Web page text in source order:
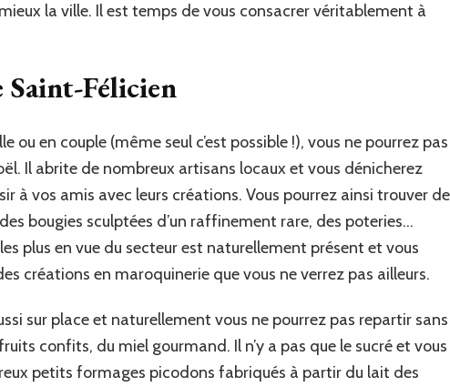
la ville. Il est temps de vous consacrer véritablement à
Saint-Félicien
ou en couple (même seul c’est possible !), vous ne pourrez pas
Il abrite de nombreux artisans locaux et vous dénicherez
à vos amis avec leurs créations. Vous pourrez ainsi trouver de
bougies sculptées d’un raffinement rare, des poteries…
plus en vue du secteur est naturellement présent et vous
créations en maroquinerie que vous ne verrez pas ailleurs.
sur place et naturellement vous ne pourrez pas repartir sans
confits, du miel gourmand. Il n’y a pas que le sucré et vous
petits formages picodons fabriqués à partir du lait des